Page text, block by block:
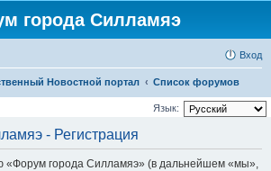
города Силламяэ
Вход
Новостной портал Список форумов
Язык:
- Регистрация
«Форум города Силламяэ» (в дальнейшем «мы»,